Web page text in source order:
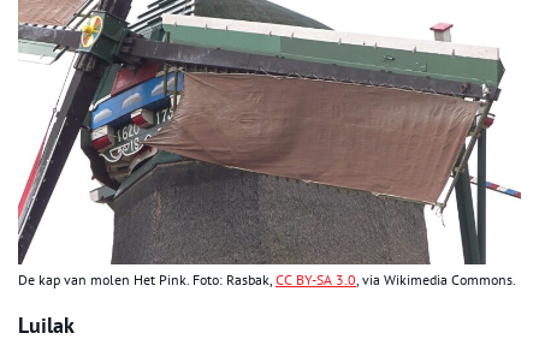
De kap van molen Het Pink. Foto: Rasbak, CC BY-SA 3.0 , via Wikimedia Commons.
Luilak